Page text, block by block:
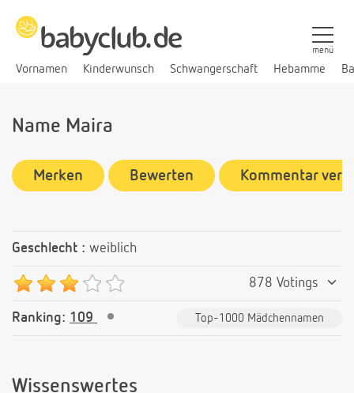
Vornamen Kinderwunsch Schwangerschaft Hebamme
menü
Name Maira
Merken Bewerten Kommentar
Geschlecht : weiblich
878 Votings
Ranking: 109 Top-1000 Mädchennamen
Wissenswertes